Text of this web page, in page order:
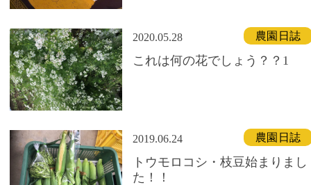
2020.05.28 農園日誌
これは何の花でしょう？？1
2019.06.24 農園日誌
トウモロコシ・枝豆始まりまし
た！！